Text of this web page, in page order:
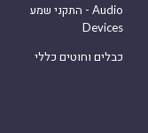
התקני שמע - Audio
Devices
כבלים וחוטים כללי